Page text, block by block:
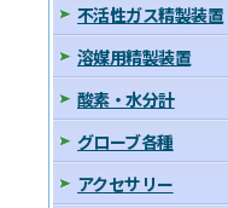
不活性ガス精製装置
溶媒用精製装置
酸素・水分計
グローブ各種
アクセサリー